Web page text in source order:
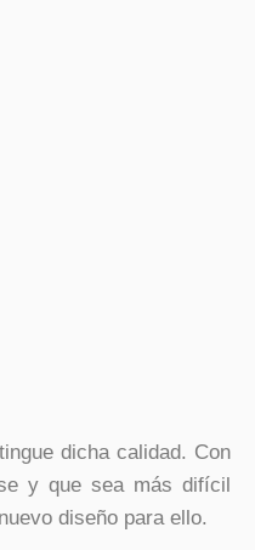
dicha calidad. Con
y que sea más difícil
diseño para ello.